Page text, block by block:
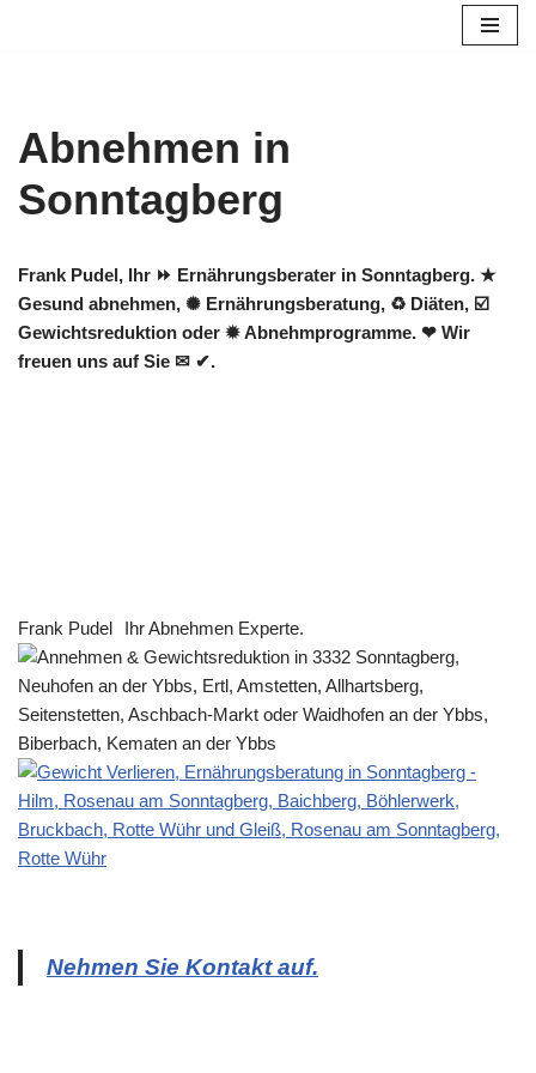
Abnehmen in
Sonntagberg
Frank Pudel, Ihr ⏩ Ernährungsberater in Sonntagberg. ★
Gesund abnehmen, ✺ Ernährungsberatung, ♻ Diäten, ☑️
Gewichtsreduktion oder ✹ Abnehmprogramme. ❤ Wir
freuen uns auf Sie ✉ ✔.
Frank Pudel Ihr Abnehmen Experte.
Nehmen Sie Kontakt auf.